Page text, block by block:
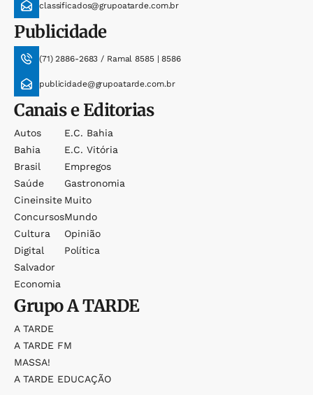
classificados@grupoatarde.com.br
Publicidade
(71) 2886-2683 / Ramal 8585 | 8586
publicidade@grupoatarde.com.br
Canais e Editorias
Autos
Bahia
Brasil
Saúde
Cineinsite
Concursos
Cultura
Digital
Salvador
Economia
E.c. Bahia
E.c. Vitória
Empregos
Gastronomia
Muito
Mundo
Opinião
Política
GrupoA TARDE
A TARDE
A TARDE FM
MASSA!
A TARDE EDUCAÇÃO